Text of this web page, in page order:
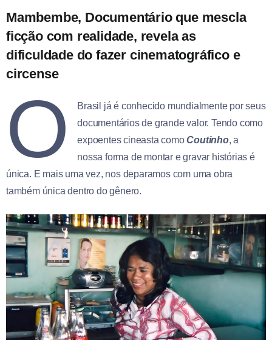
Mambembe, Documentário que mescla
ficção com realidade, revela as
dificuldade do fazer cinematográfico e
circense
O
Brasil já é conhecido mundialmente por seus
documentários de grande valor. Tendo como
expoentes cineasta comoCoutinho, a
nossa forma de montar e gravar histórias é
única. E mais uma vez, nos deparamos com uma obra
também única dentro do gênero.